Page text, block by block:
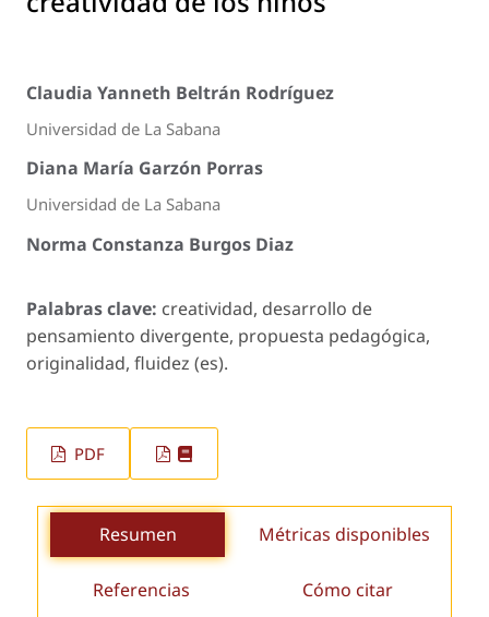
Claudia Yanneth Beltrán Rodríguez
Universidad de La Sabana
Diana María Garzón Porras
Universidad de La Sabana
Norma Constanza Burgos Diaz
Palabras clave: creatividad, desarrollo de
pensamiento divergente, propuesta pedagógica,
originalidad, fluidez (es).
PDF
Resumen Métricas disponibles
Referencias Cómo citar